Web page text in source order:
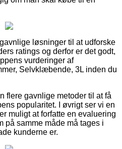
løsninger til at udforske
ratings og derfor er det godt,
vurderinger af
Selvklæbende, 3L inden du
flere gavnlige metoder til at få
popularitet. I øvrigt ser vi en
muligt at forfatte en evaluering
på samme måde må tages i
kunderne er.